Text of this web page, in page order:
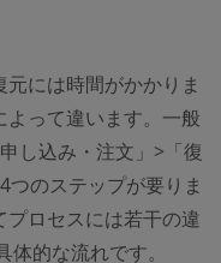
には時間がかかりま
って違います。一般
し込み・注文」>「復
のステップが要りま
ロセスには若干の違
的な流れです。